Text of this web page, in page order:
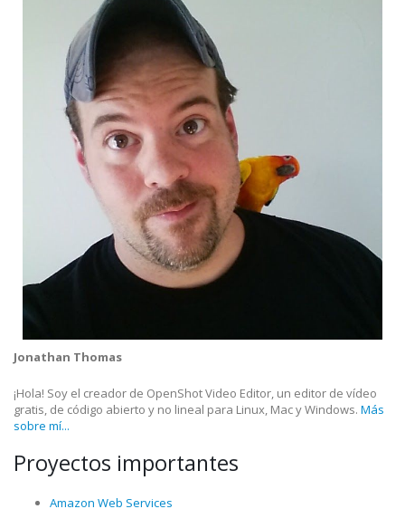
Jonathan Thomas
¡Hola! Soy el creador de OpenShot Video Editor, un editor de vídeo
gratis, de código abierto y no lineal para Linux, Mac y Windows. Más
sobre mí...
Proyectos importantes
Amazon Web Services